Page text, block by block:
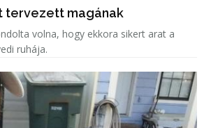
tervezett magának
volna, hogy ekkora sikert arat a
ruhája.